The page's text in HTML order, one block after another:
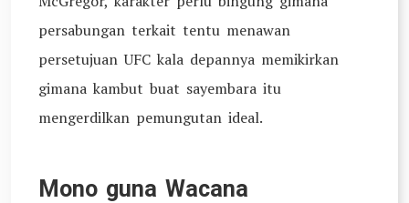
persabungan terkait tentu menawan
persetujuan UFC kala depannya memikirkan
gimana kambut buat sayembara itu
mengerdilkan pemungutan ideal.
Mono guna Wacana